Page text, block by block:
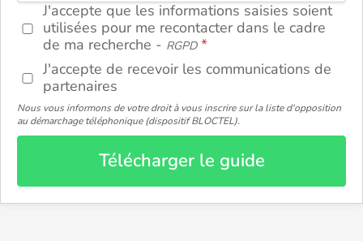
J'accepte que les informations saisies soient
utilisées pour me recontacter dans le cadre
de ma recherche - RGPD
J'accepte de recevoir les communications de
partenaires
Nous vous informons de votre droit à vous inscrire sur la liste d'opposition
au démarchage téléphonique (dispositif BLOCTEL).
Télécharger le guide